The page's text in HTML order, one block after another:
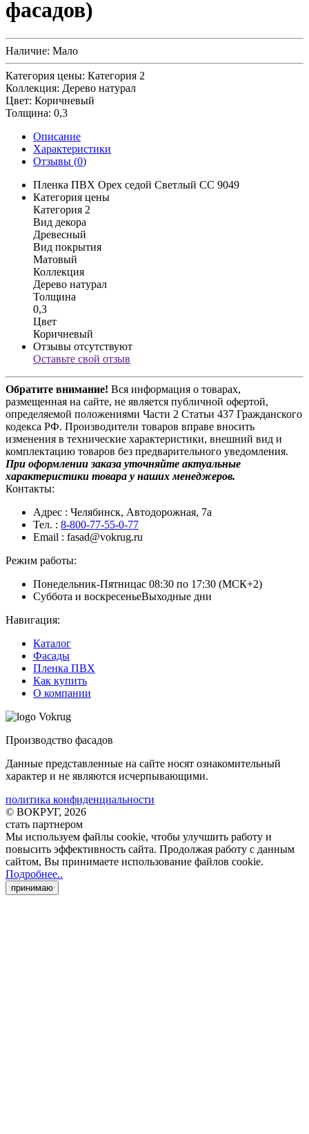
фасадов)
Наличие: Мало
Категория цены: Категория 2
Коллекция: Дерево натурал
Цвет: Коричневый
Толщина: 0,3
Описание
Характеристики
Отзывы (0)
Пленка ПВХ Орех седой Светлый СС 9049
Категория цены
Категория 2
Вид декора
Древесный
Вид покрытия
Матовый
Коллекция
Дерево натурал
Толщина
0,3
Цвет
Коричневый
Отзывы отсутствуют
Оставьте свой отзыв
Обратите внимание! Вся информация о товарах,
размещенная на сайте, не является публичной офертой,
определяемой положениями Части 2 Статьи 437 Гражданского
кодекса РФ. Производители товаров вправе вносить
изменения в технические характеристики, внешний вид и
комплектацию товаров без предварительного уведомления.
При оформлении заказа уточняйте актуальные
характеристики товара у наших менеджеров.
Контакты:
Адрес : Челябинск, Автодорожная, 7а
Тел. : 8-800-77-55-0-77
Email : fasad@vokrug.ru
Режим работы:
Понедельник-Пятницас 08:30 по 17:30 (МСК+2)
Суббота и воскресеньеВыходные дни
Навигация:
Каталог
Фасады
Пленка ПВХ
Как купить
О компании
Производство фасадов
Данные представленные на сайте носят ознакомительный
характер и не являются исчерпывающими.
политика конфиденциальности
© ВОКРУГ, 2026
стать партнером
Мы используем файлы cookie, чтобы улучшить работу и
повысить эффективность сайта. Продолжая работу с данным
сайтом, Вы принимаете использование файлов cookie.
Подробнее..
принимаю